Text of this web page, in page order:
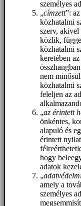
személyes
„címzett”:
közhatalmi
szerv, akivel
közlik,
közhatalmi
keretében
nem
közhatalmi
feleljen az
„az érintett
önkéntes,
alapuló és
érintett
hogy
adatok
„
amely a
személyes